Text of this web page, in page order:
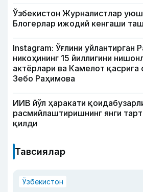
Ўзбекистон Журналистлар
Блогерлар ижодий кенгаши
Instagram: Ўғлини уйлантирган
никоҳининг 15 йиллигини
актёрлари ва Камелот қасрига
Зебо Раҳимова
ИИВ йўл ҳаракати
расмийлаштиришнинг янги
қилди
Тавсиялар
Ўзбекистон